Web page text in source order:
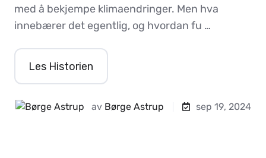
med å bekjempe klimaendringer. Men hva
innebærer det egentlig, og hvordan fu …
Les Historien
av Børge Astrup sep 19, 2024